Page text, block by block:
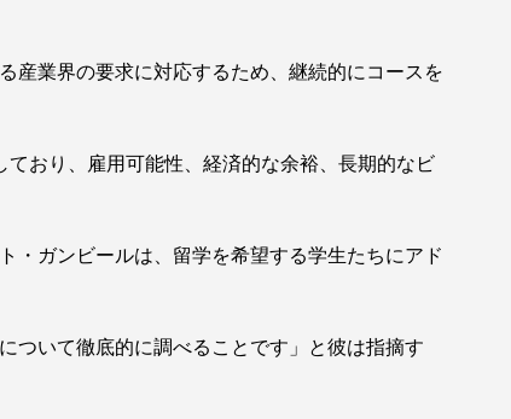
産業界の要求に対応するため、継続的にコースを
おり、雇用可能性、経済的な余裕、長期的なビ
・ガンビールは、留学を希望する学生たちにアド
ついて徹底的に調べることです」と彼は指摘す